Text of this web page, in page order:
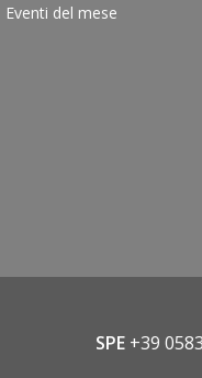
Eventi del mese
SPE +39